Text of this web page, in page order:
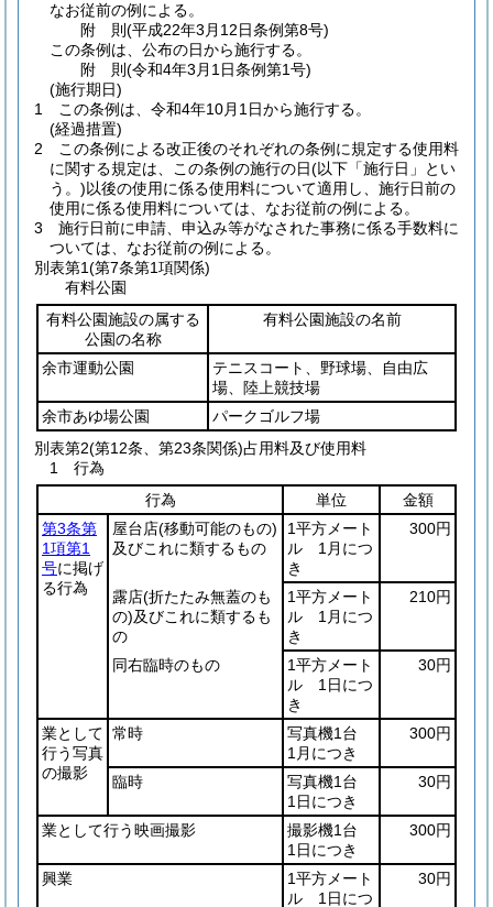
なお従前の例による。
附 則(平成22年3月12日条例第8号)
この条例は、公布の日から施行する。
附 則(令和4年3月1日条例第1号)
(施行期日)
1
この条例は、令和4年10月1日から施行する。
(経過措置)
2
この条例による改正後のそれぞれの条例に規定する使用料
に関する規定は、この条例の施行の日(以下「施行日」とい
う。)以後の使用に係る使用料について適用し、施行日前の
使用に係る使用料については、なお従前の例による。
3
施行日前に申請、申込み等がなされた事務に係る手数料に
ついては、なお従前の例による。
別表第1(第7条第1項関係)
有料公園
有料公園施設の属する
公園の名称
有料公園施設の名前
余市運動公園
テニスコート、野球場、自由広
場、陸上競技場
余市あゆ場公園
パークゴルフ場
別表第2(第12条、第23条関係)占用料及び使用料
1 行為
行為
単位
金額
第3条第
1項第1
号に掲げ
る行為
屋台店(移動可能のもの)
及びこれに類するもの
1平方メート
ル 1月につ
き
300円
露店(折たたみ無蓋のも
の)及びこれに類するも
の
1平方メート
ル 1月につ
き
210円
同右臨時のもの
1平方メート
ル 1日につ
き
30円
業として
行う写真
の撮影
常時
写真機1台
1月につき
300円
臨時
写真機1台
1日につき
30円
業として行う映画撮影
撮影機1台
1日につき
300円
興業
1平方メート
ル 1日につ
30円